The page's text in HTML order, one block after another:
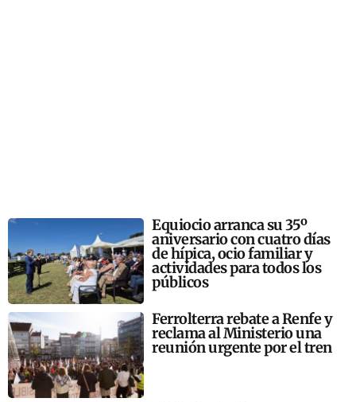
Equiocio arranca su 35º
aniversario con cuatro días
de hípica, ocio familiar y
actividades para todos los
públicos
Ferrolterra rebate a Renfe y
reclama al Ministerio una
reunión urgente por el tren